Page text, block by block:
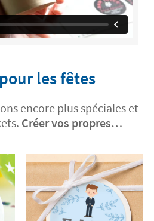
les fêtes
encore plus spéciales et
Créer vos propres
deviendra un jeu
personnalisées
un design, téléchargez
ou votre photo préférée.
garder un souvenir
spéciale !